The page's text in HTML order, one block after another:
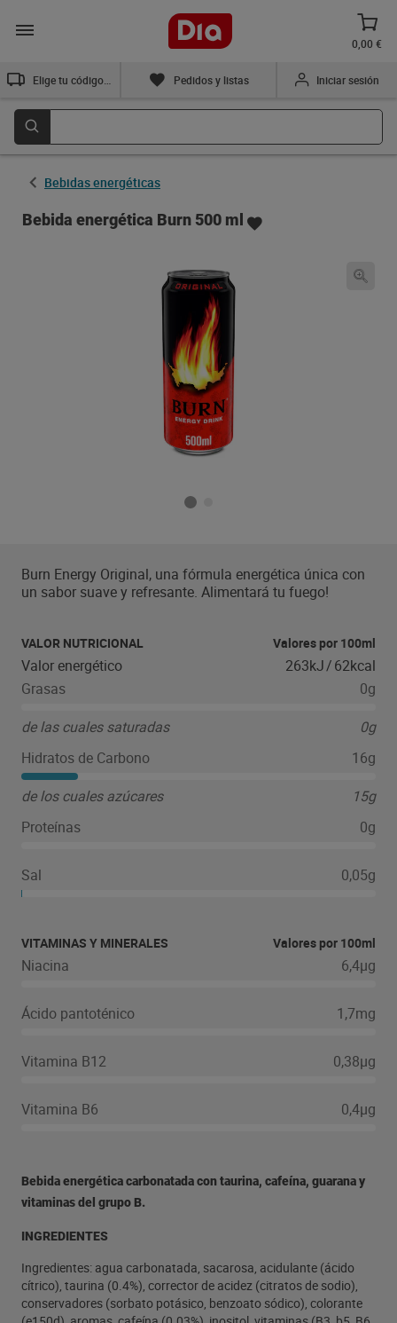
0,00 €
Pedidos y listas Iniciar sesión
Bebidas energéticas
Bebida energética Burn 500 ml
Burn Energy Original, una fórmula energética única con
un sabor suave y refresante. Alimentará tu fuego!
VALOR NUTRICIONAL Valores por 100ml
Valor energético 263kJ/62kcal
Grasas
0g
de las cuales saturadas
0g
Hidratos de Carbono
16g
de los cuales azúcares
15g
Proteínas
0g
Sal 0,05g
VITAMINAS Y MINERALES Valores por 100ml
Niacina 6,4µg
Ácido pantoténico 1,7mg
Vitamina B12 0,38µg
Vitamina B6 0,4µg
Bebida energética carbonatada con taurina, cafeína, guarana y
vitaminas del grupo B.
INGREDIENTES
Ingredientes: agua carbonatada, sacarosa, acidulante (ácido
cítrico), taurina (0.4%), corrector de acidez (citratos de sodio),
conservadores (sorbato potásico, benzoato sódico), colorante